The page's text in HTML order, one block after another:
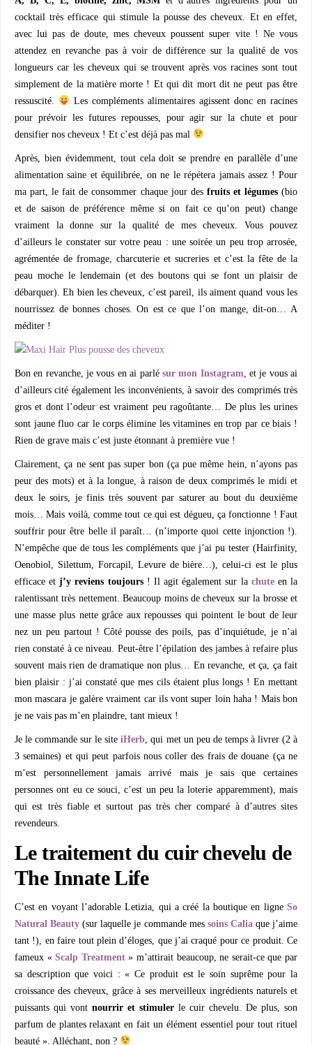
cocktail très efficace qui stimule la pousse des cheveux. Et en effet,
avec lui pas de doute, mes cheveux poussent super vite ! Ne vous
attendez en revanche pas à voir de différence sur la qualité de vos
longueurs car les cheveux qui se trouvent après vos racines sont tout
simplement de la matière morte ! Et qui dit mort dit ne peut pas être
ressuscité.
Les compléments alimentaires agissent donc en racines
pour prévoir les futures repousses, pour agir sur la chute et pour
densifier nos cheveux ! Et c’est déjà pas mal
Après, bien évidemment, tout cela doit se prendre en parallèle d’une
alimentation saine et équilibrée, on ne le répétera jamais assez ! Pour
ma part, le fait de consommer chaque jour des fruits et légumes(bio
et de saison de préférence même si on fait ce qu’on peut) change
vraiment la donne sur la qualité de mes cheveux. Vous pouvez
d’ailleurs le constater sur votre peau : une soirée un peu trop arrosée,
agrémentée de fromage, charcuterie et sucreries et c’est la fête de la
peau moche le lendemain (et des boutons qui se font un plaisir de
débarquer). Eh bien les cheveux, c’est pareil, ils aiment quand vous les
nourrissez de bonnes choses. On est ce que l’on mange, dit-on… A
méditer !
Bon en revanche, je vous en ai parlé sur mon Instagram , et je vous ai
d’ailleurs cité également les inconvénients, à savoir des comprimés très
gros et dont l’odeur est vraiment peu ragoûtante… De plus les urines
sont jaune fluo car le corps élimine les vitamines en trop par ce biais !
Rien de grave mais c’est juste étonnant à première vue !
Clairement, ça ne sent pas super bon (ça pue même hein, n’ayons pas
peur des mots) et à la longue, à raison de deux comprimés le midi et
deux le soirs, je finis très souvent par saturer au bout du deuxième
mois… Mais voilà, comme tout ce qui est dégueu, ça fonctionne ! Faut
souffrir pour être belle il paraît… (n’importe quoi cette injonction !).
N’empêche que de tous les compléments que j’ai pu tester (Hairfinity,
Oenobiol, Silettum, Forcapil, Levure de bière…), celui-ci est le plus
efficace etj’y reviens toujours! Il agit également sur la chuteen la
ralentissant très nettement. Beaucoup moins de cheveux sur la brosse et
une masse plus nette grâce aux repousses qui pointent le bout de leur
nez un peu partout ! Côté pousse des poils, pas d’inquiétude, je n’ai
rien constaté à ce niveau. Peut-être l’épilation des jambes à refaire plus
souvent mais rien de dramatique non plus… En revanche, et ça, ça fait
bien plaisir : j’ai constaté que mes cils étaient plus longs ! En mettant
mon mascara je galère vraiment car ils vont super loin haha ! Mais bon
je ne vais pas m’en plaindre, tant mieux !
Je le commande sur le siteiHerb , qui met un peu de temps à livrer (2 à
3 semaines) et qui peut parfois nous coller des frais de douane (ça ne
m’est personnellement jamais arrivé mais je sais que certaines
personnes ont eu ce souci, c’est un peu la loterie apparemment), mais
qui est très fiable et surtout pas très cher comparé à d’autres sites
revendeurs.
Le traitement du cuir chevelu de
The Innate Life
C’est en voyant l’adorable Letizia, qui a créé la boutique en ligne So
Natural Beauty (sur laquelle je commande mes soins Calia que j’aime
tant !), en faire tout plein d’éloges, que j’ai craqué pour ce produit. Ce
fameux «Scalp Treatment» m’attirait beaucoup, ne serait-ce que par
sa description que voici : « Ce produit est le soin suprême pour la
croissance des cheveux, grâce à ses merveilleux ingrédients naturels et
puissants qui vont nourrir et stimuler le cuir chevelu. De plus, son
parfum de plantes relaxant en fait un élément essentiel pour tout rituel
beauté ». Alléchant, non ?